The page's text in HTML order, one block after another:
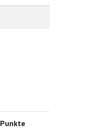
Punkte